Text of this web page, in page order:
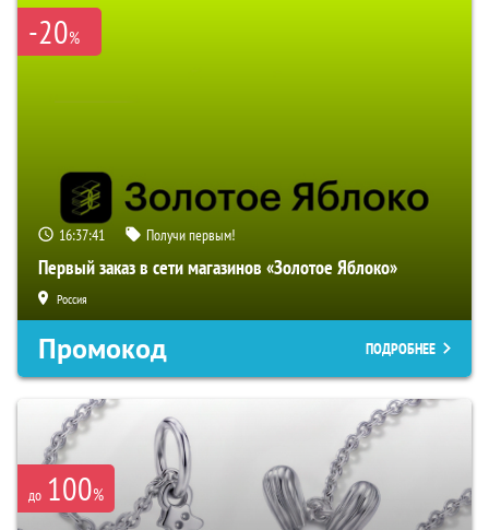
-20%
16:37:40 Получи первым!
Первый заказ в сети магазинов «Золотое Яблоко»
Россия
Промокод ПОДРОБНЕЕ
до 100%